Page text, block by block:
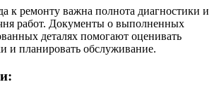
к ремонту важна полнота диагностики и
работ. Документы о выполненных
деталях помогают оценивать
и планировать обслуживание.